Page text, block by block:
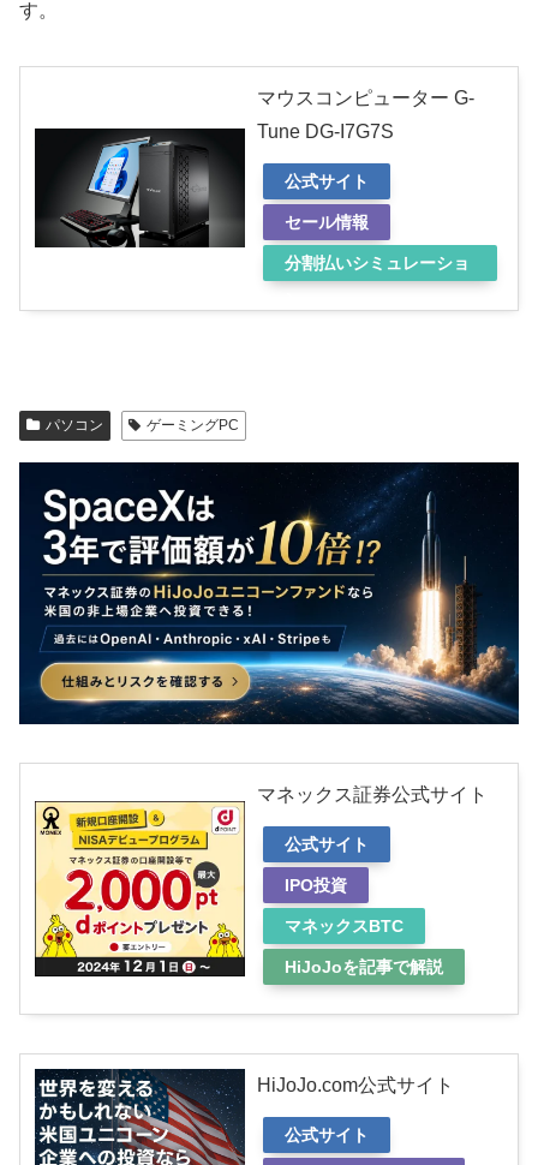
す。
マウスコンピューター G-
Tune DG-I7G7S
公式サイト
セール情報
分割払いシミュレーショ
パソコン ゲーミングPC
マネックス証券公式サイト
公式サイト
IPO投資
マネックスBTC
HiJoJoを記事で解説
HiJoJo.com公式サイト
公式サイト